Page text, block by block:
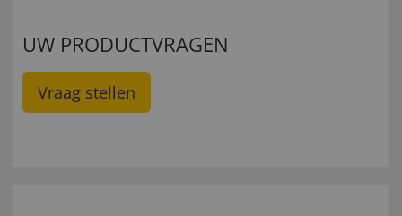
UW PRODUCTVRAGEN
Vraag stellen